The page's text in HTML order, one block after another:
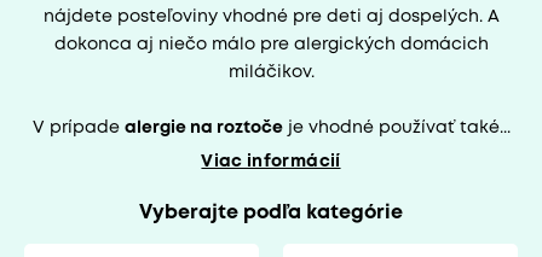
nájdete posteľoviny vhodné pre deti aj dospelých. A
dokonca aj niečo málo pre alergických domácich
miláčikov.
V prípade alergie na roztočeje vhodné používať také...
Viac informácií
Vyberajte podľa kategórie